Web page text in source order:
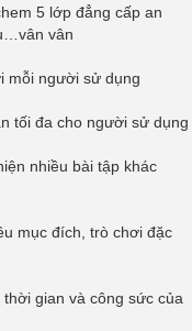
5 lớp đẳng cấp an
vân
mỗi người sử dụng
tối đa cho người sử dụng
nhiều bài tập khác
mục đích, trò chơi đặc
gian và công sức của